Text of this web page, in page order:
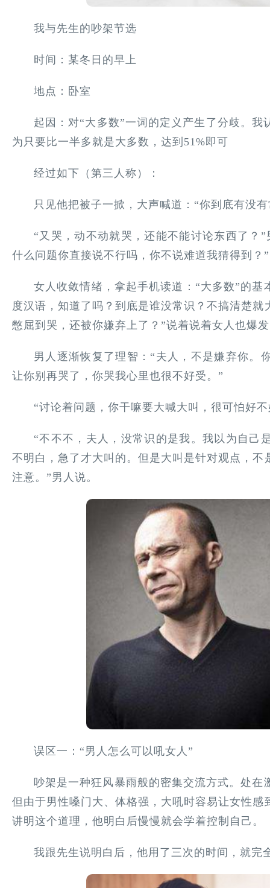
我与先生的吵架节选
时间：某冬日的早上
地点：卧室
起因：对“大多数”一词的定义产生了分歧。
为只要比一半多就是大多数，达到51%即可
经过如下（第三人称）：
只见他把被子一掀，大声喊道：“你到底有没
“又哭，动不动就哭，还能不能讨论东西了？
什么问题你直接说不行吗，你不说难道我猜得到？”
女人收敛情绪，拿起手机读道：“大多数”的
度汉语，知道了吗？到底是谁没常识？不搞清楚
憋屈到哭，还被你嫌弃上了？”说着说着女人也爆
男人逐渐恢复了理智：“夫人，不是嫌弃你。
让你别再哭了，你哭我心里也很不好受。”
“讨论着问题，你干嘛要大喊大叫，很可怕好
“不不不，夫人，没常识的是我。我以为自己
不明白，急了才大叫的。但是大叫是针对观点，
注意。”男人说。
误区一：“男人怎么可以吼女人”
吵架是一种狂风暴雨般的密集交流方式。处
但由于男性嗓门大、体格强，大吼时容易让女性
讲明这个道理，他明白后慢慢就会学着控制自己。
我跟先生说明白后，他用了三次的时间，就完